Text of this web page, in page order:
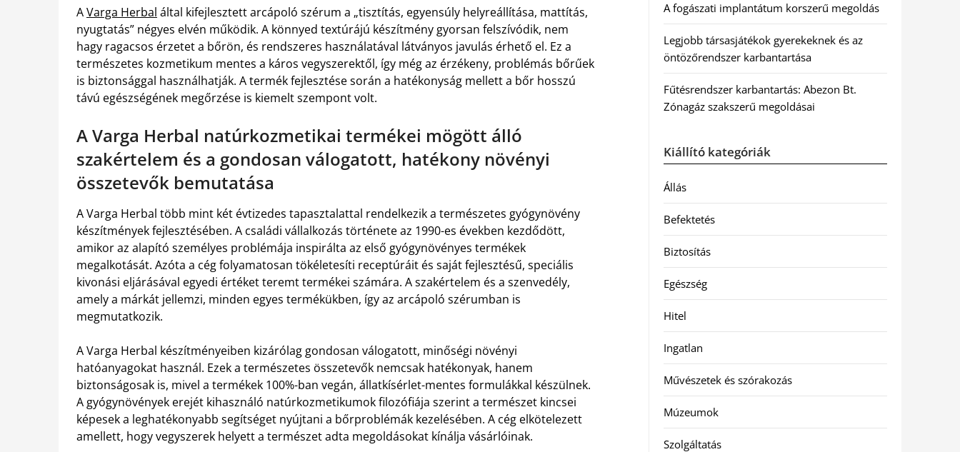
AVarga Herbal által kifejlesztett arcápoló szérum a „tisztítás, egyensúly helyreállítása, mattítás,
nyugtatás” négyes elvén működik. A könnyed textúrájú készítmény gyorsan felszívódik, nem
hagy ragacsos érzetet a bőrön, és rendszeres használatával látványos javulás érhető el. Ez a
természetes kozmetikum mentes a káros vegyszerektől, így még az érzékeny, problémás bőrűek
is biztonsággal használhatják. A termék fejlesztése során a hatékonyság mellett a bőr hosszú
távú egészségének megőrzése is kiemelt szempont volt.
A Varga Herbal natúrkozmetikai termékei mögött álló
szakértelem és a gondosan válogatott, hatékony növényi
összetevők bemutatása
A Varga Herbal több mint két évtizedes tapasztalattal rendelkezik a természetes gyógynövény
készítmények fejlesztésében. A családi vállalkozás története az 1990-es években kezdődött,
amikor az alapító személyes problémája inspirálta az első gyógynövényes termékek
megalkotását. Azóta a cég folyamatosan tökéletesíti receptúráit és saját fejlesztésű, speciális
kivonási eljárásával egyedi értéket teremt termékei számára. A szakértelem és a szenvedély,
amely a márkát jellemzi, minden egyes termékükben, így az arcápoló szérumban is
megmutatkozik.
A Varga Herbal készítményeiben kizárólag gondosan válogatott, minőségi növényi
hatóanyagokat használ. Ezek a természetes összetevők nemcsak hatékonyak, hanem
biztonságosak is, mivel a termékek 100%-ban vegán, állatkísérlet-mentes formulákkal készülnek.
A gyógynövények erejét kihasználó natúrkozmetikumok filozófiája szerint a természet kincsei
képesek a leghatékonyabb segítséget nyújtani a bőrproblémák kezelésében. A cég elkötelezett
amellett, hogy vegyszerek helyett a természet adta megoldásokat kínálja vásárlóinak.
A fogászati implantátum korszerű megoldás
Legjobb társasjátékok gyerekeknek és az
öntözőrendszer karbantartása
Fűtésrendszer karbantartás: Abezon Bt.
Zónagáz szakszerű megoldásai
Kiállító kategóriák
Állás
Befektetés
Biztosítás
Egészség
Hitel
Ingatlan
Művészetek és szórakozás
Múzeumok
Szolgáltatás